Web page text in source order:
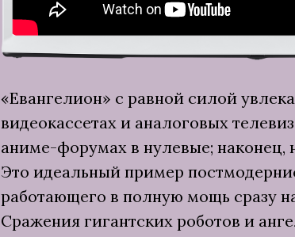
«Евангелион» с равной силой
видеокассетах и аналоговых
аниме-форумах в нулевые; наконец,
Это идеальный пример
работающего в полную мощь сразу
Сражения гигантских роботов и